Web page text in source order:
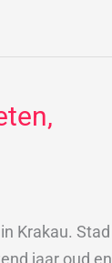
Krakau. Stad
jaar oud en